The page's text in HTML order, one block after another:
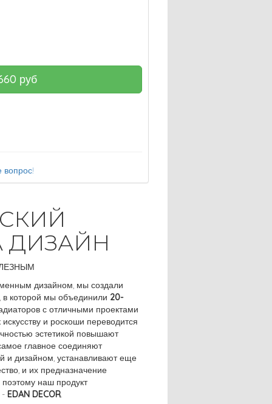
руб
вопрос!
ДИЗАЙН
дизайном, мы создали
в которой мы объединили 20-
с отличными проектами
и роскоши переводится
эстетикой повышают
главное соединяют
и дизайном, устанавливают еще
и их предназначение
наш продукт
- EDAN DECOR.